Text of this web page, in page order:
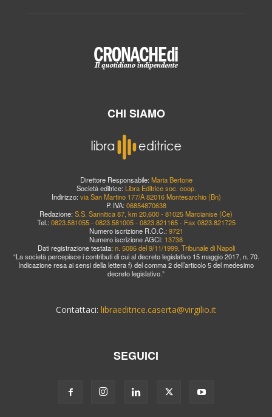
CHI SIAMO
Direttore Responsabile: Maria Bertone
Società editrice: Libra Editrice soc. coop.
Indirizzo: via San Martino 177/A 82016 Montesarchio (Bn)
P. IVA: 06854870638
Redazione: S.S. Sannitica 87, km 20,600 - 81025 Marcianise (Ce)
Tel.: 0823.581055 - 0823.581005 - 0823.821165 - Fax 0823.821725
Numero iscrizione R.O.C.: 9721
Numero iscrizione AGCI: 13738
Dati registrazione testata: n. 5086 del 9/11/1999, Tribunale di Napoli
“La società percepisce i contributi di cui al decreto legislativo 15 maggio 2017, n. 70.
Indicazione resa ai sensi della lettera f) del comma 2 dell’articolo 5 del medesimo
decreto legislativo.”
Contattaci: libraeditrice.caserta@virgilio.it
SEGUICI